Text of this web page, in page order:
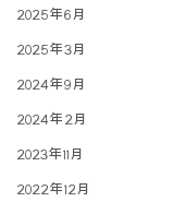
2025年6月
2025年3月
2024年9月
2024年2月
2023年11月
2022年12月